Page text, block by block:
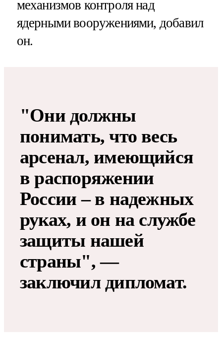
механизмов контроля над
ядерными вооружениями, добавил
он.
"Они должны
понимать, что весь
арсенал, имеющийся
в распоряжении
России – в надежных
руках, и он на службе
защиты нашей
страны", —
заключил дипломат.